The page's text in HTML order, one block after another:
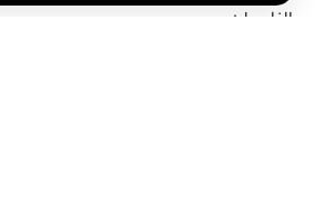
الفلسطينيين.